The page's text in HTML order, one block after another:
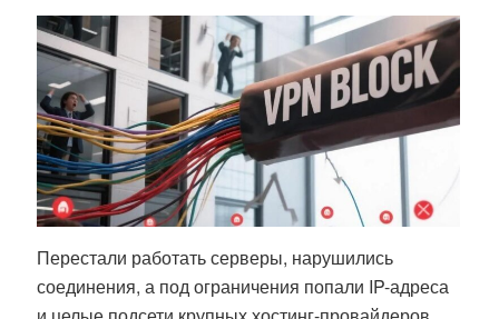
Перестали работать серверы, нарушились
соединения, а под ограничения попали IP-адреса